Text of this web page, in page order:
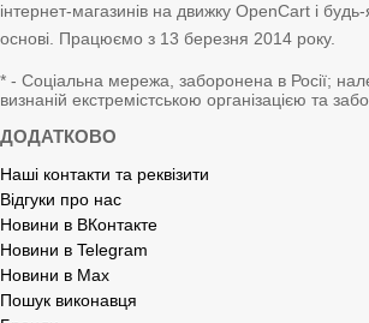
інтернет-магазинів на движку OpenCart і
основі. Працюємо з 13 березня 2014 року.
* - Соціальна мережа, заборонена в Росії;
визнаній екстремістською організацією та
ДОДАТКОВО
Наші контакти та реквізити
Відгуки про нас
Новини в ВКонтакте
Новини в Telegram
Новини в Max
Пошук виконавця